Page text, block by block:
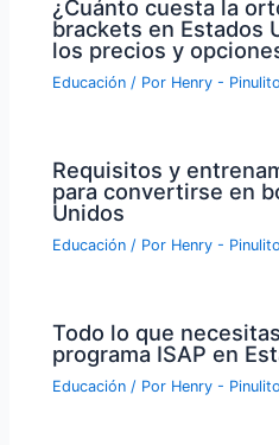
¿Cuánto cuesta la
brackets en Estados
los precios y
Educación / Por Henry -
Requisitos y
para convertirse en
Unidos
Educación / Por Henry -
Todo lo que
programa ISAP en
Educación / Por Henry -